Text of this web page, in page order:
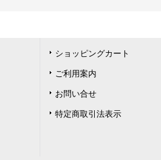
ショッピングカート
ご利用案内
お問い合せ
特定商取引法表示